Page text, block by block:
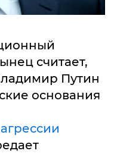
считает,
Путин
основания